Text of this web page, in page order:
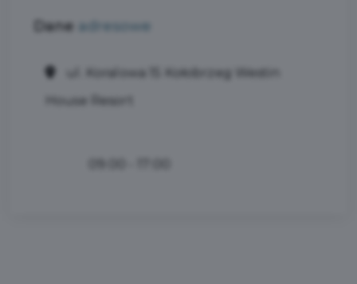
Dane adresowe
ul. Koralowa 15 Kołobrzeg Westin
House Resort